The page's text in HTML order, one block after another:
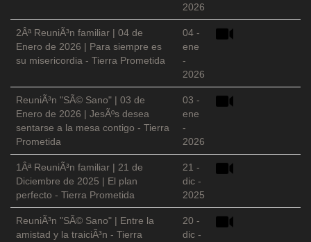
2026
2Âª ReuniÃ³n familiar | 04 de
Enero de 2026 | Para siempre es
su misericordia - Tierra Prometida
04 -
ene
-
2026
ReuniÃ³n "SÃ© Sano" | 03 de
Enero de 2026 | JesÃºs desea
sentarse a la mesa contigo - Tierra
Prometida
03 -
ene
-
2026
1Âª ReuniÃ³n familiar | 21 de
Diciembre de 2025 | El plan
perfecto - Tierra Prometida
21 -
dic -
2025
ReuniÃ³n "SÃ© Sano" | Entre la
amistad y la traiciÃ³n - Tierra
20 -
dic -